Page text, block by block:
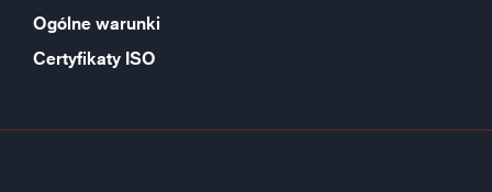
Ogólne warunki
Certyfikaty ISO